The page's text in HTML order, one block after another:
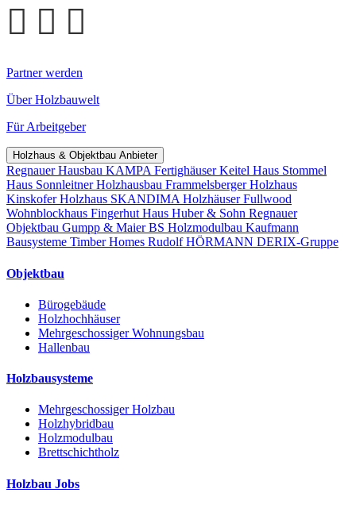
Partner werden
Über Holzbauwelt
Für Arbeitgeber
Holzhaus & Objektbau Anbieter
Regnauer Hausbau KAMPA FertighäuserKeitel Haus Stommel
Haus Sonnleitner Holzhausbau Frammelsberger Holzhaus
Kinskofer Holzhaus SKANDIMA HolzhäuserFullwood
Wohnblockhaus Fingerhut Haus Huber & Sohn Regnauer
Objektbau Gumpp & MaierBS Holzmodulbau Kaufmann
Bausysteme Timber Homes Rudolf HÖRMANN DERIX-Gruppe
Objektbau
Bürogebäude
Holzhochhäuser
Mehrgeschossiger Wohnungsbau
Hallenbau
Holzbausysteme
Mehrgeschossiger Holzbau
Holzhybridbau
Holzmodulbau
Brettschichtholz
Holzbau Jobs